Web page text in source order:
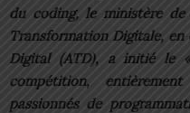
du coding, le ministère de
Transformation Digitale, en
Digital (ATD), a initié le
compétition,
passionnés de